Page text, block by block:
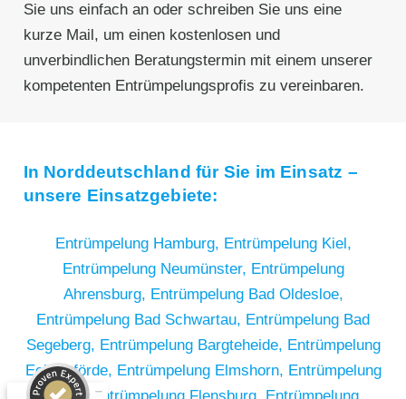
Sie uns einfach an oder schreiben Sie uns eine
kurze Mail, um einen kostenlosen und
unverbindlichen Beratungstermin mit einem unserer
kompetenten Entrümpelungsprofis zu vereinbaren.
In Norddeutschland für Sie im Einsatz –
unsere Einsatzgebiete:
Entrümpelung Hamburg, Entrümpelung Kiel,
Entrümpelung Neumünster, Entrümpelung
Ahrensburg, Entrümpelung Bad Oldesloe,
Entrümpelung Bad Schwartau, Entrümpelung Bad
Segeberg, Entrümpelung Bargteheide, Entrümpelung
Eckernförde, Entrümpelung Elmshorn, Entrümpelung
Kundenbewertungen und Erfahrungen zu
RümpelButler